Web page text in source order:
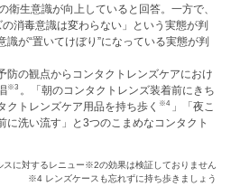
衛生意識が向上していると回答。一方で、
消毒意識は変わらない」という実態が判
が“置いてけぼり”になっている実態が判
防の観点からコンタクトレンズケアにおけ
※3 。「朝のコンタクトレンズ装着前にきち
クトレンズケア用品を持ち歩く ※4 」「夜こ
に洗い流す」と3つのこまめなコンタクト
に対するレニュー※2の効果は検証しておりません
※4 レンズケースも忘れずに持ち歩きましょう